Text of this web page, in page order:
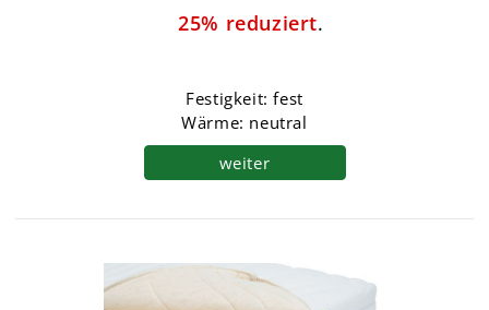
25% reduziert.
Festigkeit: fest
Wärme: neutral
weiter